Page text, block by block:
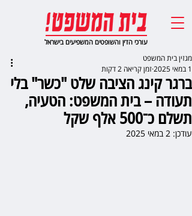
עורכי הדין והשופטים המשפיעים בישראל
ברגר קינג הציבה שלט "כשר" בלי
תעודה – בית המשפט: הטעיה,
תשלם כ־500 אלף שקל
מגזין בית המשפט
1 במאי 2025
זמן קריאה 2 דקות
עודכן: 2 במאי 2025